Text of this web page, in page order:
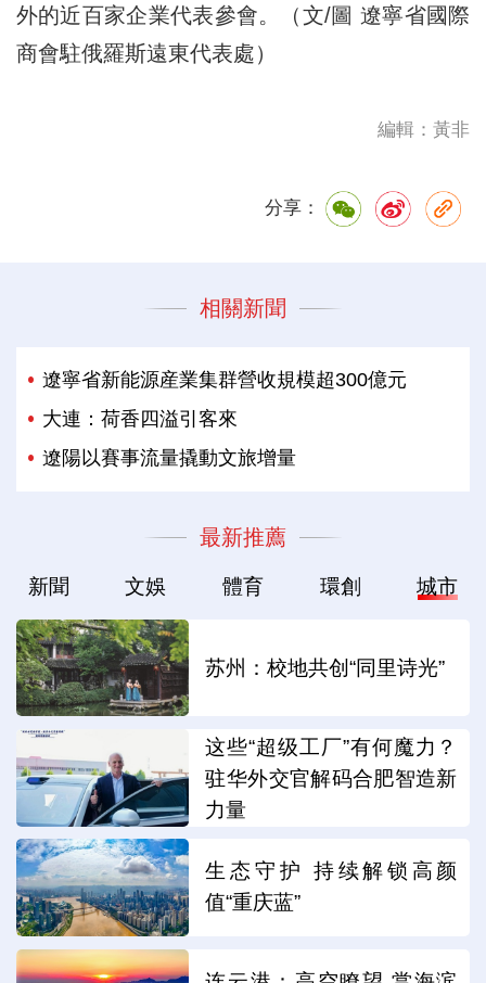
外的近百家企業代表參會。（文/圖 遼寧省國際
商會駐俄羅斯遠東代表處）
編輯：黃非
分享：
相關新聞
遼寧省新能源産業集群營收規模超300億元
大連：荷香四溢引客來
遼陽以賽事流量撬動文旅增量
最新推薦
新聞 文娛 體育 環創 城市
苏州：校地共创“同里诗光”
这些“超级工厂”有何魔力？
驻华外交官解码合肥智造新
力量
生态守护 持续解锁高颜
值“重庆蓝”